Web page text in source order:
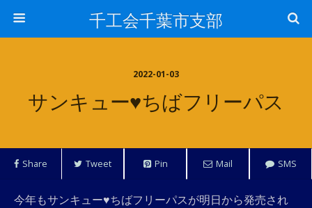
千工会千葉市支部
2022-01-03
サンキュー♥ちばフリーパス
Share Tweet Pin Mail SMS
今年もサンキュー♥ちばフリーパスが明日から発売され